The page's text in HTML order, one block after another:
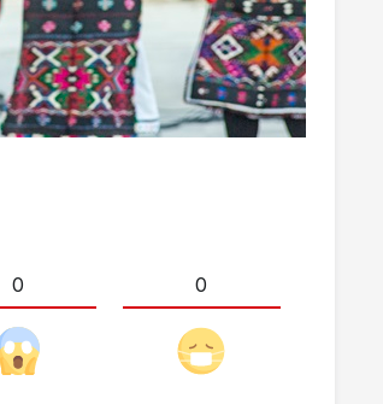
0 0